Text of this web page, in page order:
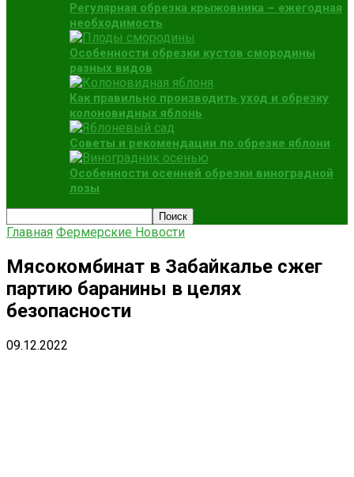
Регулярная обрезка крыжовника – ежегодная
необходимость
Особенности обрезки кустов смородины
разных видов
Как правильно производить уход и обрезку
колоновидных яблонь
Советы и рекомендации по обрезке яблони
Особенности осенней обрезки виноградной
лозы
Главная Фермерские Новости
Мясокомбинат в Забайкалье сжег
партию баранины в целях
безопасности
09.12.2022